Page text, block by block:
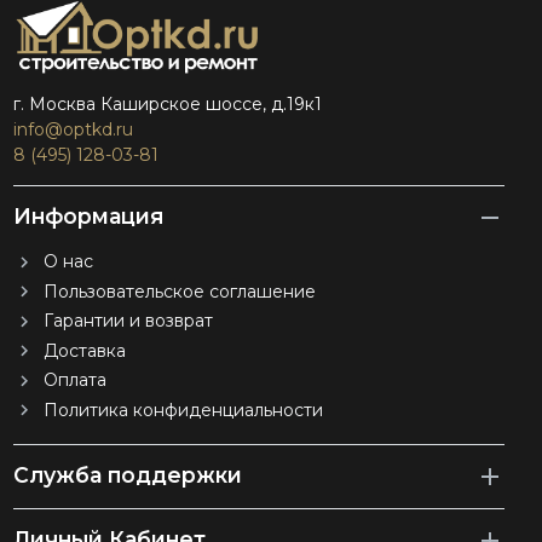
г. Москва Каширское шоссе, д.19к1
info@optkd.ru
8 (495) 128-03-81
Информация
О нас
Пользовательское соглашение
Гарантии и возврат
Доставка
Оплата
Политика конфиденциальности
Служба поддержки